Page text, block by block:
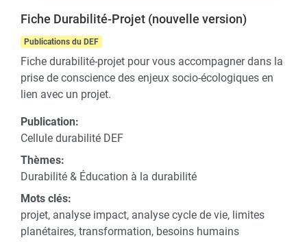
Fiche Durabilité-Projet (nouvelle version)
Publications du DEF
Fiche durabilité-projet pour vous accompagner dans la
prise de conscience des enjeux socio-écologiques en
lien avec un projet.
Publication:
Cellule durabilité DEF
Thèmes:
Durabilité & Éducation à la durabilité
Mots clés:
projet, analyse impact, analyse cycle de vie, limites
planétaires, transformation, besoins humains